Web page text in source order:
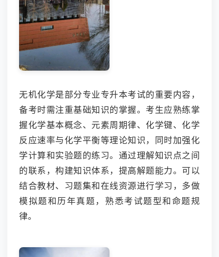
无机化学是部分专业专升本考试的重要内容，
备考时需注重基础知识的掌握。考生应熟练掌
握化学基本概念、元素周期律、化学键、化学
反应速率与化学平衡等理论知识，同时加强化
学计算和实验题的练习。通过理解知识点之间
的联系，构建知识体系，提高解题能力。可以
结合教材、习题集和在线资源进行学习，多做
模拟题和历年真题，熟悉考试题型和命题规
律。